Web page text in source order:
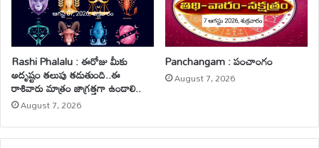
Rashi Phalalu : ఈరోజు మీకు
అదృష్టం తలుపు తడుతుంది..ఈ
రాశివారు మాత్రం జాగ్రత్తగా ఉండాలి..
August 7, 2026
Panchangam : పంచాంగం
August 7, 2026